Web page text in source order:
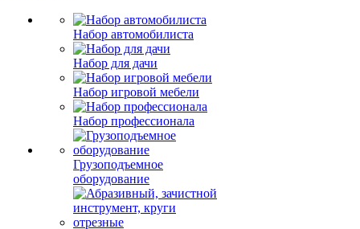
Набор автомобилиста
Набор для дачи
Набор игровой мебели
Набор профессионала
Грузоподъемное
оборудование